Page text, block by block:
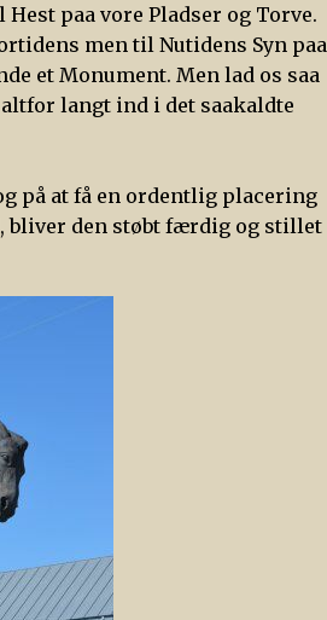
paa vore Pladser og Torve.
men til Nutidens Syn paa
et Monument. Men lad os saa
langt ind i det saakaldte
på at få en ordentlig placering
bliver den støbt færdig og stillet